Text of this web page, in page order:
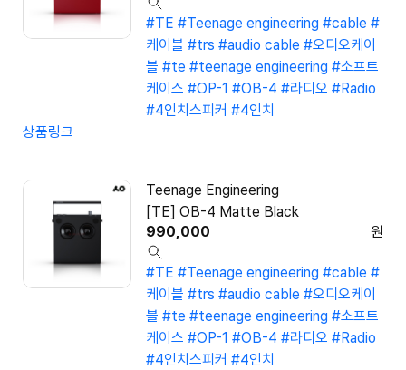
#TE #Teenage engineering #cable #
케이블 #trs #audio cable #오디오케이
블 #te #teenage engineering #소프트
케이스 #OP-1 #OB-4 #라디오 #Radio
#4인치스피커 #4인치
상품링크
Teenage Engineering
[TE] OB-4 Matte Black
990,000
원
#TE #Teenage engineering #cable #
케이블 #trs #audio cable #오디오케이
블 #te #teenage engineering #소프트
케이스 #OP-1 #OB-4 #라디오 #Radio
#4인치스피커 #4인치